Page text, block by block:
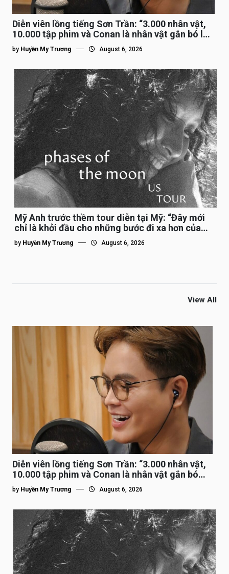
Diễn viên lồng tiếng Sơn Trần: “3.000 nhân vật,
10.000 tập phim và Conan là nhân vật gắn bó lâu
nhất”
by Huyền My Trương August 6, 2026
Mỹ Anh trước thềm tour diễn tại Mỹ: “Đây mới
chỉ là khởi đầu cho những bước đi xa hơn của
tôi”
by Huyền My Trương August 6, 2026
View All
Diễn viên lồng tiếng Sơn Trần: “3.000 nhân vật,
10.000 tập phim và Conan là nhân vật gắn bó
lâu nhất”
by Huyền My Trương August 6, 2026